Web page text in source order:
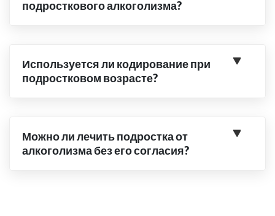
подросткового алкоголизма?
Используется ли кодирование при
подростковом возрасте?
Можно ли лечить подростка от
алкоголизма без его согласия?